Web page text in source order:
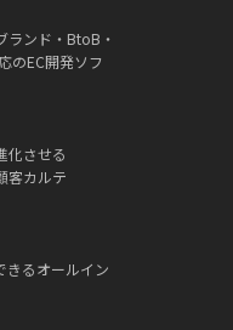
ランド・BtoB・
のEC開発ソフ
化させる
客カルテ
きるオールイン